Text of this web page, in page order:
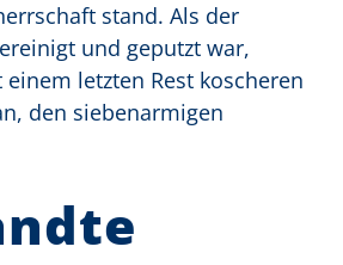
stand. Als der
und geputzt war,
letzten Rest koscheren
den siebenarmigen